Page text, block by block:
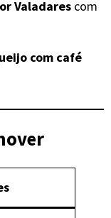
Valadares com
com café